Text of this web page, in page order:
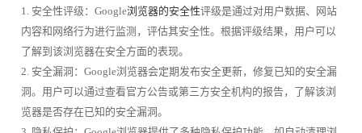
1. 安全性评级：Google浏览器的安全性评级是通过对用户数据、网站
内容和网络行为进行监测，评估其安全性。根据评级结果，用户可以
了解到该浏览器在安全方面的表现。
2. 安全漏洞：Google浏览器会定期发布安全更新，修复已知的安全漏
洞。用户可以通过查看官方公告或第三方安全机构的报告，了解该浏
览器是否存在已知的安全漏洞。